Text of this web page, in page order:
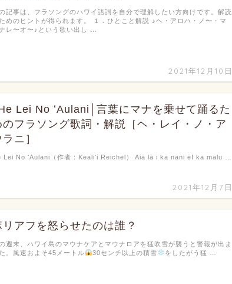
2021年12月10日
記事は、フラソングのハワイ語詞を自分で理解したい方向けです。解読
めのヒントが得られます。 １．ひとこと解説 ♪ヘ・アロハ・ノ〜・マ
レ〜オ〜♪という歌い出し …
Lei No ʻAulani│言葉にマナを乗せて踊るた
のフラソング歌詞・解説［ヘ・レイ・ノ・ア
ニ］
2021年12月7日
Lei No ʻAulani（作者：Kealiʻi Reichel） Aia lā i ka nani ēI ka malu …
リアフを怒らせたのは誰？
週末、ハワイ島のマウナケアとマウナロアを猛吹雪が襲うと警報が出ま
。風速およそ45メートル
30センチ以上の積雪 をしたがう猛 …